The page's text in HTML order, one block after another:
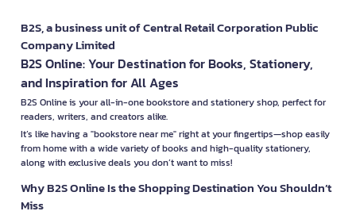
B2S, a business unit of Central Retail Corporation Public
Company Limited
B2S Online: Your Destination for Books, Stationery,
and Inspiration for All Ages
B2S Online is your all-in-one bookstore and stationery shop, perfect for
readers, writers, and creators alike.
It’s like having a "bookstore near me" right at your fingertips—shop easily
from home with a wide variety of books and high-quality stationery,
along with exclusive deals you don’t want to miss!
Why B2S Online Is the Shopping Destination You Shouldn’t
Miss